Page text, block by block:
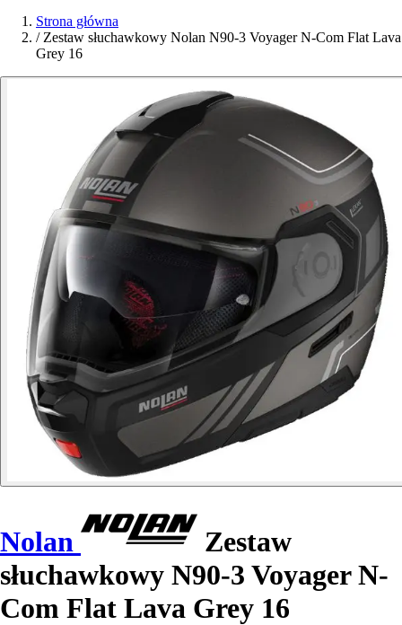
Strona główna
/ Zestaw słuchawkowy Nolan N90-3 Voyager N-Com Flat Lava
Grey 16
Nolan
Zestaw
słuchawkowy N90-3 Voyager N-
Com Flat Lava Grey 16